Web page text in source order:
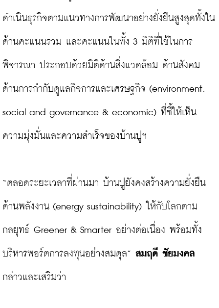
ดำเนินธุรกิจตามแนวทางการพัฒนาอย่างยั่งยืนสูงสุดทั้งใน
ด้านคะแนนรวม และคะแนนในทั้ง 3 มิติที่ใช้ในการ
พิจารณา ประกอบด้วยมิติด้านสิ่งแวดล้อม ด้านสังคม
ด้านการกำกับดูแลกิจการและเศรษฐกิจ (environment,
social and governance & economic) ที่ชี้ให้เห็น
ความมุ่งมั่นและความสำเร็จของบ้านปูฯ
“ตลอดระยะเวลาที่ผ่านมา บ้านปูยังคงสร้างความยั่งยืน
ด้านพลังงาน (energy sustainability) ให้กับโลกตาม
กลยุทธ์ Greener & Smarter อย่างต่อเนื่อง พร้อมทั้ง
บริหารพอร์ตการลงทุนอย่างสมดุล” สมฤดี ชัยมงคล
กล่าวและเสริมว่า